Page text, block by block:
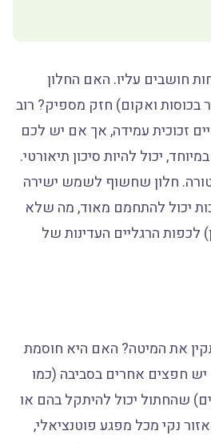
חושבים עליו. האם החלון
ואקום) חזק מספיק? רוב
זכוכית עמידה, אך אם יש לכם
יכול להיות סיכון תיאורטי.
חלון שחשוף לשמש ישירה
יכול להתחמם מאוד, מה שלא
לכפות הרגליים העדינות של
את המיטה? האם היא חוסמת
חפצים אחרים בסביבה (כמו
שהחתול יכול להיתקל בהם או
נקי מכל מפגע פוטנציאלי,